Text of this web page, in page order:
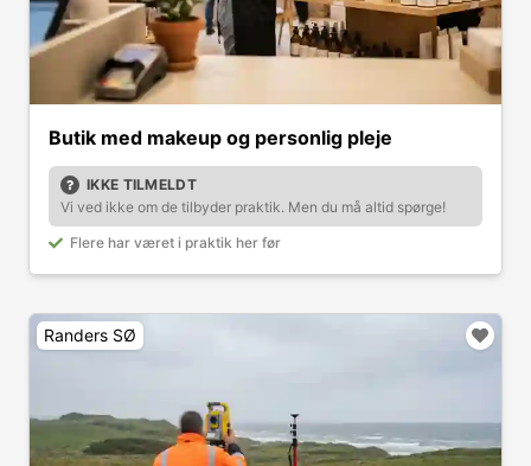
Butik med makeup og personlig pleje
IKKE TILMELDT
Vi ved ikke om de tilbyder praktik. Men du må altid spørge!
Flere har været i praktik her før
Randers SØ